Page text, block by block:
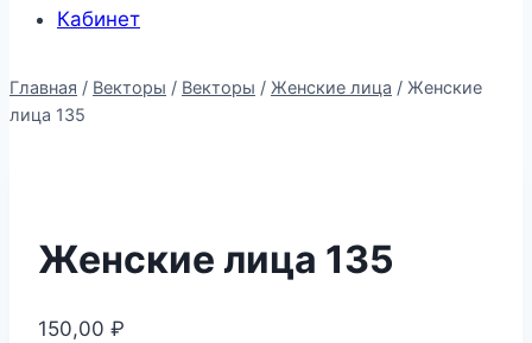
Кабинет
Главная / Векторы / Векторы / Женские лица / Женские
лица 135
Женские лица 135
150,00 ₽